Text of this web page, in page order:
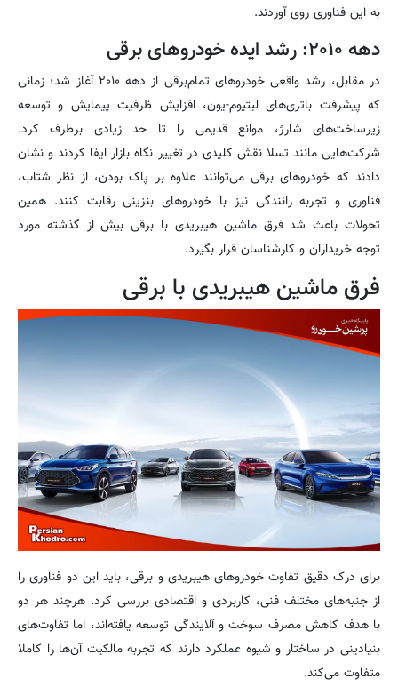
به این فناوری روی آوردند.
دهه ۲۰۱۰: رشد ایده خودروهای برقی
در مقابل، رشد واقعی خودروهای تمام‌برقی از دهه ۲۰۱۰ آغاز شد؛ زمانی
که پیشرفت باتری‌های لیتیوم-یون، افزایش ظرفیت پیمایش و توسعه
زیرساخت‌های شارژ، موانع قدیمی را تا حد زیادی برطرف کرد.
شرکت‌هایی مانند تسلا نقش کلیدی در تغییر نگاه بازار ایفا کردند و نشان
دادند که خودروهای برقی می‌توانند علاوه بر پاک بودن، از نظر شتاب،
فناوری و تجربه رانندگی نیز با خودروهای بنزینی رقابت کنند. همین
تحولات باعث شد فرق ماشین هیبریدی با برقی بیش از گذشته مورد
توجه خریداران و کارشناسان قرار بگیرد.
فرق ماشین هیبریدی با برقی
برای درک دقیق تفاوت خودروهای هیبریدی و برقی، باید این دو فناوری را
از جنبه‌های مختلف فنی، کاربردی و اقتصادی بررسی کرد. هرچند هر دو
با هدف کاهش مصرف سوخت و آلایندگی توسعه یافته‌اند، اما تفاوت‌های
بنیادینی در ساختار و شیوه عملکرد دارند که تجربه مالکیت آن‌ها را کاملا
متفاوت می‌کند.